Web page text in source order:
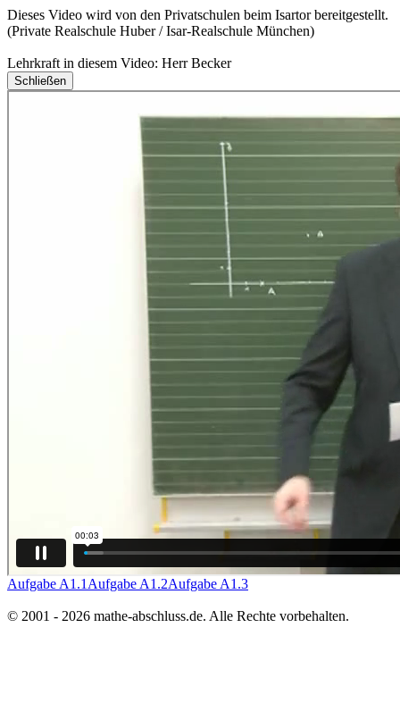
Dieses Video wird von den Privatschulen beim Isartor bereitgestellt.
(Private Realschule Huber / Isar-Realschule München)
Lehrkraft in diesem Video: Herr Becker
Schließen
Aufgabe A1.1 Aufgabe A1.2Aufgabe A1.3
© 2001 - 2026 mathe-abschluss.de. Alle Rechte vorbehalten.